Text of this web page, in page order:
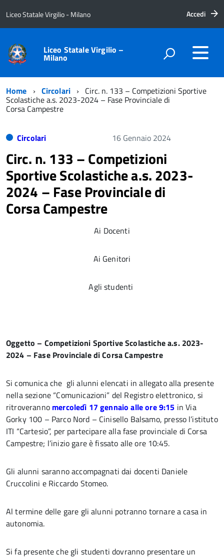
Liceo Statale Virgilio - Milano Accedi
Liceo Statale Virgilio –
Milano
Home Circolari Circ. n. 133 – Competizioni Sportive
Scolastiche a.s. 2023-2024 – Fase Provinciale di
Corsa Campestre
Circolari 16 Gennaio 2024
Circ. n. 133 – Competizioni
Sportive Scolastiche a.s. 2023-
2024 – Fase Provinciale di
Corsa Campestre
Ai Docenti
Ai Genitori
Agli studenti
Oggetto – Competizioni Sportive Scolastiche a.s. 2023-
2024 – Fase Provinciale di CorsaCampestre
Si comunica che gli alunni elencati in allegato alla presente
nella sezione “Comunicazioni” del Registro elettronico, si
ritroveranno mercoledì 17 gennaio alle ore 9:15 in Via
Gorky 100 – Parco Nord – Cinisello Balsamo, presso l’istituto
ITI “Cartesio”, per partecipare alla fase provinciale di Corsa
Campestre; l’inizio gare è fissato alle ore 10:45.
Gli alunni saranno accompagnati dai docenti Daniele
Cruccolini e Riccardo Stomeo.
Al termine delle gare gli alunni potranno tornare a casa in
autonomia.
Si fa presente che gli studenti dovranno presentare un